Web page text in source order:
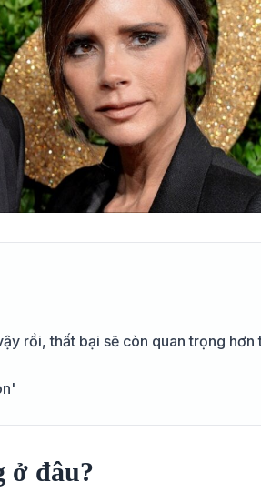
rồi, thất bại sẽ còn quan trọng hơn
ở đâu?